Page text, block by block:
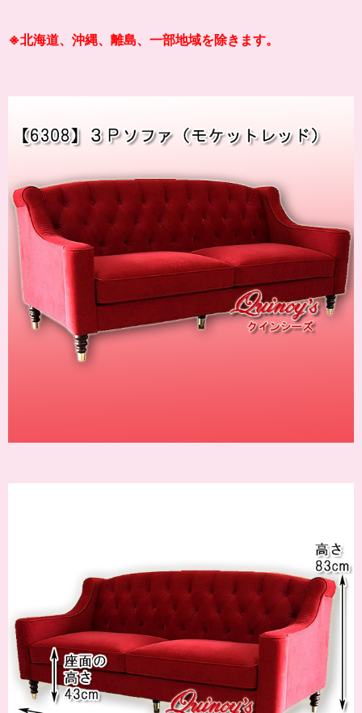
※北海道、沖縄、離島、一部地域を除きます。